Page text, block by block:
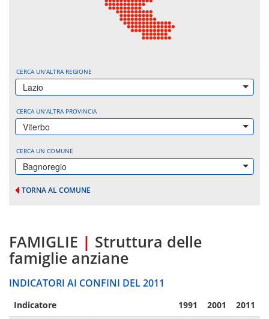
CERCA UN'ALTRA REGIONE
Lazio
CERCA UN'ALTRA PROVINCIA
Viterbo
CERCA UN COMUNE
Bagnoregio
TORNA AL COMUNE
FAMIGLIE | Struttura delle
famiglie anziane
INDICATORI AI CONFINI DEL 2011
Indicatore 1991 2001 2011